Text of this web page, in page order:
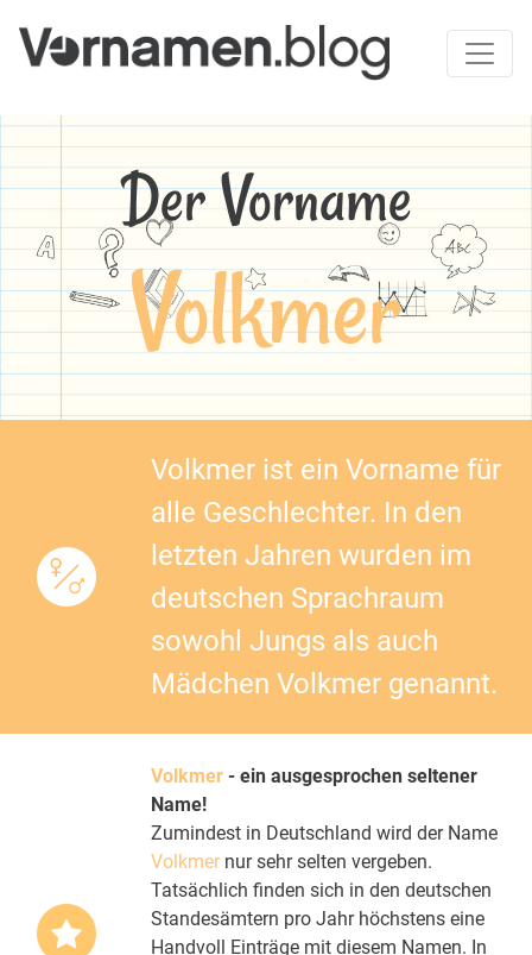
Der Vorname
Volkmer
Volkmer ist ein Vorname für
alle Geschlechter. In den
letzten Jahren wurden im
deutschen Sprachraum
sowohl Jungs als auch
Mädchen Volkmer genannt.
Volkmer - ein ausgesprochen seltener
Name!
Zumindest in Deutschland wird der Name
Volkmernur sehr selten vergeben.
Tatsächlich finden sich in den deutschen
Standesämtern pro Jahr höchstens eine
Handvoll Einträge mit diesem Namen. In